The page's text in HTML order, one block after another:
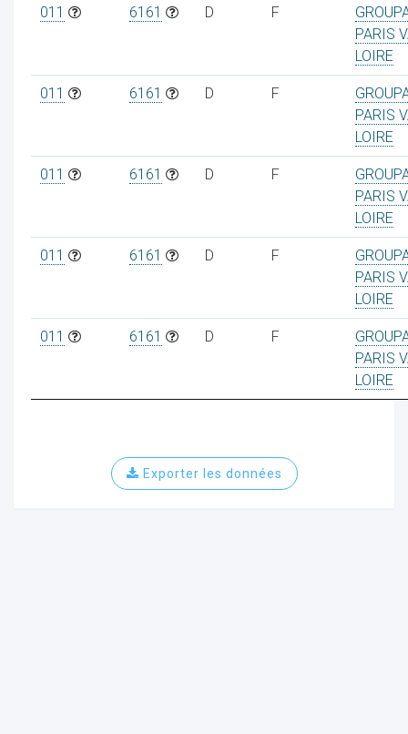
011 6161 D F
PARIS
LOIRE
011 6161 D F
PARIS
LOIRE
011 6161 D F
PARIS
LOIRE
011 6161 D F
PARIS
LOIRE
011 6161 D F
PARIS
LOIRE
Exporter les données